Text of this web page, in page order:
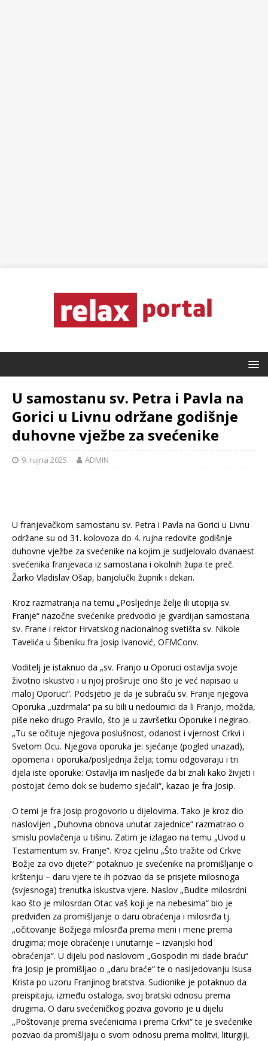
U samostanu sv. Petra i Pavla na
Gorici u Livnu održane godišnje
duhovne vježbe za svećenike
9. rujna 2025. ADMIN
U franjevačkom samostanu sv. Petra i Pavla na Gorici u Livnu
održane su od 31. kolovoza do 4. rujna redovite godišnje
duhovne vježbe za svećenike na kojim je sudjelovalo dvanaest
svećenika franjevaca iz samostana i okolnih župa te preč.
Žarko Vladislav Ošap, banjolučki župnik i dekan.
Kroz razmatranja na temu „Posljednje želje ili utopija sv.
Franje“ nazočne svećenike predvodio je gvardijan samostana
sv. Frane i rektor Hrvatskog nacionalnog svetišta sv. Nikole
Tavelića u Šibeniku fra Josip Ivanović, OFMConv.
Voditelj je istaknuo da „sv. Franjo u Oporuci ostavlja svoje
životno iskustvo i u njoj proširuje ono što je već napisao u
maloj Oporuci“. Podsjetio je da je subraću sv. Franje njegova
Oporuka „uzdrmala“ pa su bili u nedoumici da li Franjo, možda,
piše neko drugo Pravilo, što je u završetku Oporuke i negirao.
„Tu se očituje njegova poslušnost, odanost i vjernost Crkvi i
Svetom Ocu. Njegova oporuka je: sjećanje (pogled unazad),
opomena i oporuka/posljednja želja; tomu odgovaraju i tri
djela iste oporuke: Ostavlja im nasljeđe da bi znali kako živjeti i
postojat ćemo dok se budemo sjećali“, kazao je fra Josip.
O temi je fra Josip progovorio u dijelovima. Tako je kroz dio
naslovljen „Duhovna obnova unutar zajednice“ razmatrao o
smislu povlačenja u tišinu. Zatim je izlagao na temu „Uvod u
Testamentum sv. Franje“. Kroz cjelinu „Što tražite od Crkve
Božje za ovo dijete?“ potaknuo je svećenike na promišljanje o
krštenju – daru vjere te ih pozvao da se prisjete milosnoga
(svjesnoga) trenutka iskustva vjere. Naslov „Budite milosrdni
kao što je milosrdan Otac vaš koji je na nebesima“ bio je
predviđen za promišljanje o daru obraćenja i milosrđa tj.
„očitovanje Božjega milosrđa prema meni i mene prema
drugima; moje obraćenje i unutarnje – izvanjski hod
obraćenja“. U dijelu pod naslovom „Gospodin mi dade braću“
fra Josip je promišljao o „daru braće“ te o nasljedovanju Isusa
Krista po uzoru Franjinog bratstva. Sudionike je potaknuo da
preispitaju, između ostaloga, svoj bratski odnosu prema
drugima. O daru svećeničkog poziva govorio je u dijelu
„Poštovanje prema svećenicima i prema Crkvi“ te je svećenike
pozvao da promišljaju o svom odnosu prema molitvi, liturgiji,